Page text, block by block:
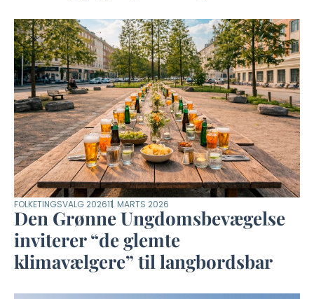
FOLKETINGSVALG 202611. MARTS 2026
Den Grønne Ungdomsbevægelse
inviterer “de glemte
klimavælgere” til langbordsbar